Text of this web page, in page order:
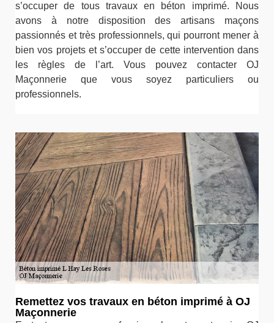
s’occuper de tous travaux en béton imprimé. Nous
avons à notre disposition des artisans maçons
passionnés et très professionnels, qui pourront mener à
bien vos projets et s’occuper de cette intervention dans
les règles de l’art. Vous pouvez contacter OJ
Maçonnerie que vous soyez particuliers ou
professionnels.
Remettez vos travaux en béton imprimé à OJ
Maçonnerie